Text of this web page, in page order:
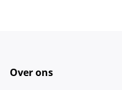
Over ons